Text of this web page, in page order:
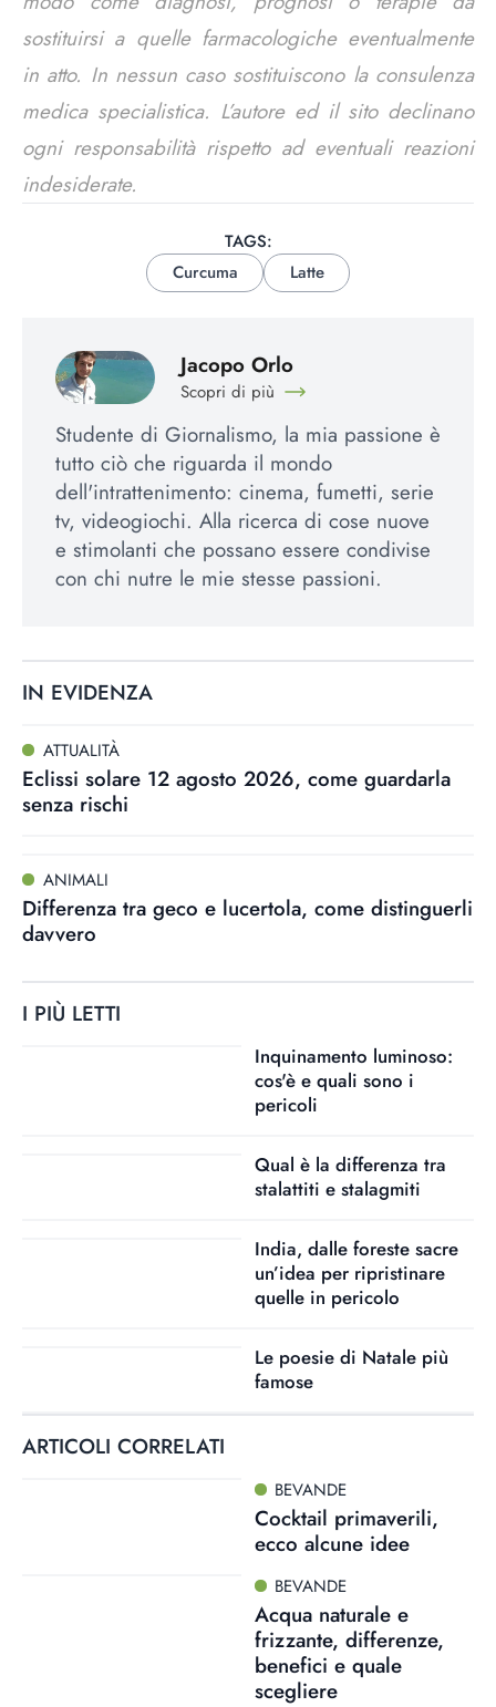
sostituirsi a quelle farmacologiche eventualmente
in atto. In nessun caso sostituiscono la consulenza
medica specialistica. L’autore ed il sito declinano
ogni responsabilità rispetto ad eventuali reazioni
indesiderate.
TAGS:
Curcuma
Latte
Jacopo Orlo
Scopri di più
Studente di Giornalismo, la mia passione è
tutto ciò che riguarda il mondo
dell'intrattenimento: cinema, fumetti, serie
tv, videogiochi. Alla ricerca di cose nuove
e stimolanti che possano essere condivise
con chi nutre le mie stesse passioni.
IN EVIDENZA
ATTUALITÀ
Eclissi solare 12 agosto 2026, come guardarla
senza rischi
ANIMALI
Differenza tra geco e lucertola, come distinguerli
davvero
I PIÙ LETTI
Inquinamento luminoso:
cos'è e quali sono i
pericoli
Qual è la differenza tra
stalattiti e stalagmiti
India, dalle foreste sacre
un’idea per ripristinare
quelle in pericolo
Le poesie di Natale più
famose
ARTICOLI CORRELATI
BEVANDE
Cocktail primaverili,
ecco alcune idee
BEVANDE
Acqua naturale e
frizzante, differenze,
benefici e quale
scegliere